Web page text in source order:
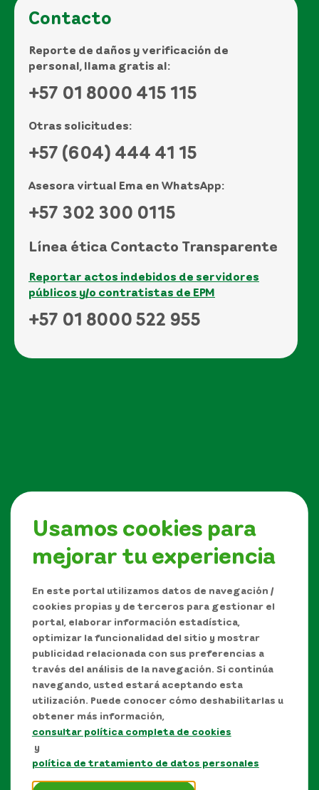
Usamos cookies para
mejorar tu experiencia
En este portal utilizamos datos de navegación /
cookies propias y de terceros para gestionar el
portal, elaborar información estadística,
optimizar la funcionalidad del sitio y mostrar
publicidad relacionada con sus preferencias a
través del análisis de la navegación. Si continúa
navegando, usted estará aceptando esta
utilización. Puede conocer cómo deshabilitarlas u
obtener más información,
consultar política completa de cookies
y
política de tratamiento de datos personales
Contacto
Reporte de daños y verificación de
personal, llama gratis al:
+57 01 8000 415 115
Otras solicitudes:
+57 (604) 444 41 15
Asesora virtual Ema en WhatsApp:
+57 302 300 0115
Línea ética Contacto Transparente
Reportar actos indebidos de servidores
públicos y/o contratistas de EPM
+57 01 8000 522 955
Síguenos en
Manual de Derechos de Autor y/o autorización de
uso sobre los contenidos
Política de protección de datos personales